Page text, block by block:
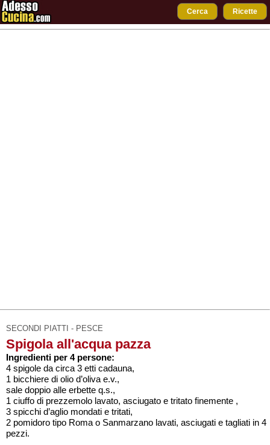
Cerca Ricette
SECONDI PIATTI - PESCE
Spigola all'acqua pazza
Ingredienti per 4 persone:
4 spigole da circa 3 etti cadauna,
1 bicchiere di olio d’oliva e.v.,
sale doppio alle erbette q.s.,
1 ciuffo di prezzemolo lavato, asciugato e tritato finemente ,
3 spicchi d’aglio mondati e tritati,
2 pomidoro tipo Roma o Sanmarzano lavati, asciugati e tagliati in 4
pezzi.